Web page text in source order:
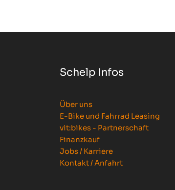
Schelp Infos
Über uns
E-Bike und Fahrrad Leasing
vit:bikes - Partnerschaft
Finanzkauf
Jobs / Karriere
Kontakt / Anfahrt